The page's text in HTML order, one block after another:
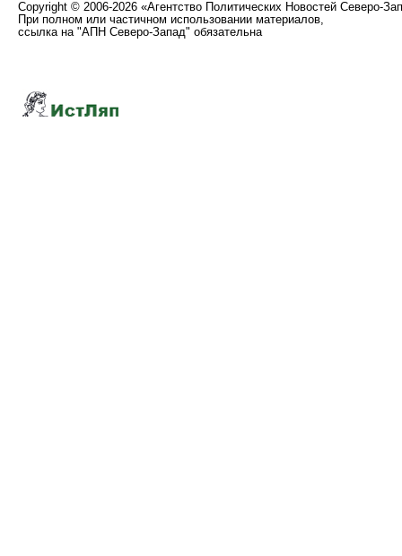
Copyright © 2006-2026 «Агентство Политических Новостей Северо-
При полном или частичном использовании материалов,
ссылка на "АПН Северо-Запад" обязательна